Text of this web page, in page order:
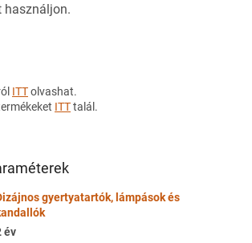
használjon.
ITTolvashat.
ITTtalál.
gyertyatartók, lámpások és
év